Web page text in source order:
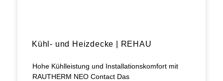
Kühl- und Heizdecke | REHAU
Hohe Kühlleistung und Installationskomfort mit
RAUTHERM NEO Contact Das